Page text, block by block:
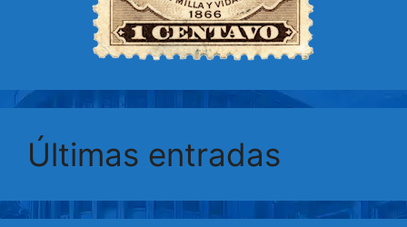
Últimas entradas